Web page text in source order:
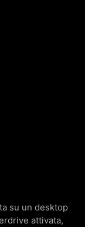
su un desktop
attivata,